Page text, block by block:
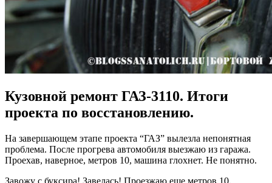
Кузовной ремонт ГАЗ-3110. Итоги
проекта по восстановлению.
На завершающем этапе проекта “ГАЗ” вылезла непонятная
проблема. После прогрева автомобиля выезжаю из гаража.
Проехав, наверное, метров 10, машина глохнет. Не понятно.